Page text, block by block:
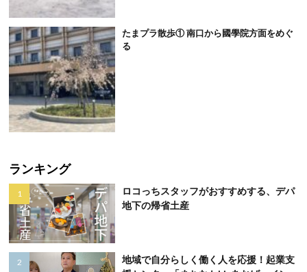
たまプラ散歩① 南口から國學院方面をめぐ
る
ランキング
ロコっちスタッフがおすすめする、デパ
地下の帰省土産
地域で自分らしく働く人を応援！起業支